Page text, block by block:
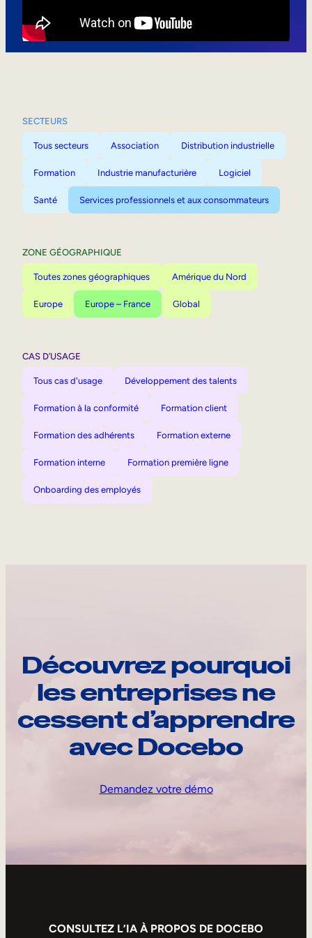
SECTEURS
Tous secteurs Association Distribution industrielle
Formation Industrie manufacturière Logiciel
Santé Services professionnels et aux consommateurs
ZONE GÉOGRAPHIQUE
Toutes zones géographiques Amérique du Nord
Europe Europe – France Global
CAS D’USAGE
Tous cas d'usage Développement des talents
Formation à la conformité Formation client
Formation des adhérents Formation externe
Formation interne Formation première ligne
Onboarding des employés
Découvrez pourquoi
les entreprises ne
cessent d’apprendre
avec Docebo
Demandez votre démo
CONSULTEZ L’IA À PROPOS DE DOCEBO